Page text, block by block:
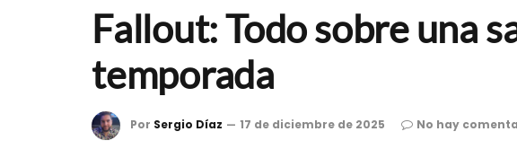
Fallout: Todo sobre una
temporada
Por Sergio Díaz 17 de diciembre de 2025 No hay